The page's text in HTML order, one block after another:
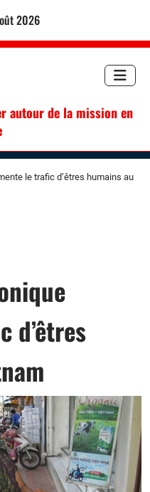
2026
autour de la mission en
le trafic d’êtres humains au
d’êtres